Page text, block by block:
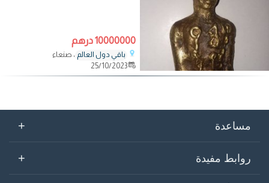
10000000 درهم
باقي دول العالم ، صنعاء
25/10/2023
مساعدة +
روابط مفيدة +